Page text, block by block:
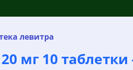
левитра
мг 10